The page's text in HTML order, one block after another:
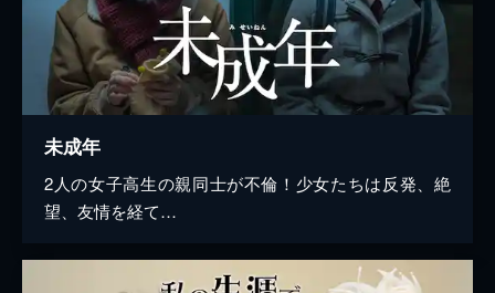
未成年
2人の女子高生の親同士が不倫！少女たちは反発、絶
望、友情を経て…